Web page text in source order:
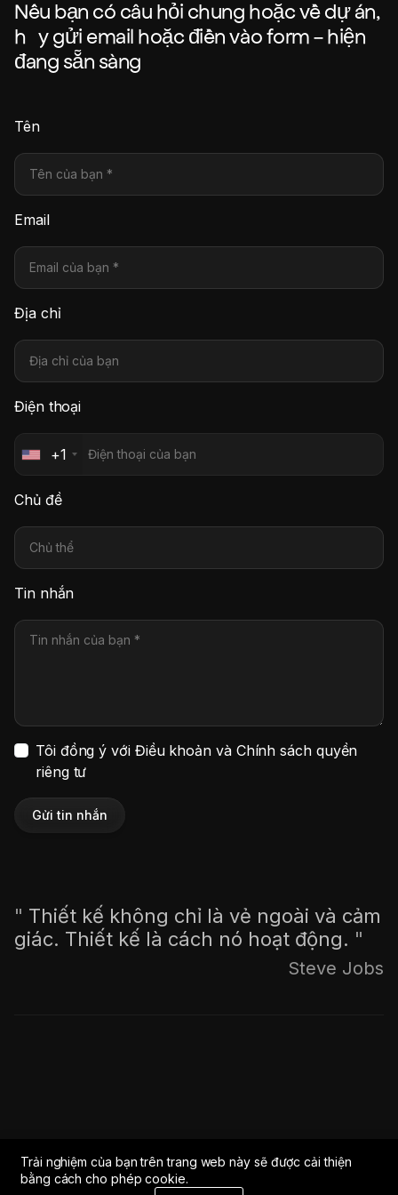
Nếu bạn có câu hỏi chung hoặc về dự án,
hãy gửi email hoặc điền vào form - hiện
đang sẵn sàng
Tên
Email
Địa chỉ
Điện thoại
+1
Chủ đề
Tin nhắn
Tôi đồng ý với Điều khoản và Chính sách quyền
riêng tư
Gửi tin nhắn
" Thiết kế không chỉ là vẻ ngoài và cảm
giác. Thiết kế là cách nó hoạt động. "
Steve Jobs
Trải nghiệm của bạn trên trang web này sẽ được cải thiện
bằng cách cho phép cookie.